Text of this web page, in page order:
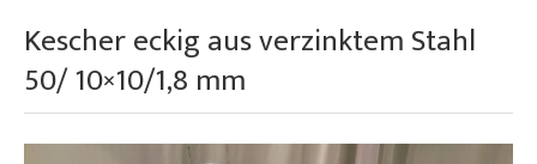
Kescher eckig aus verzinktem Stahl
50/ 10×10/1,8 mm